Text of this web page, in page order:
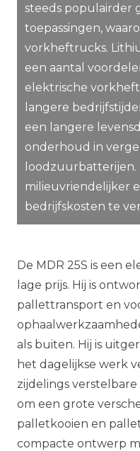
steeds populairder
toepassingen,
vorkheftrucks.
een aantal
elektrische
langere
een langere
onderhoud in
loodzuurbatterijen.
milieuvriendelijker
bedrijfskosten te
De MDR 25S is een
lage prijs. Hij is
pallettransport en
als buiten. Hij is
het dagelijkse werk
zijdelings
om een grote
palletkooien en
compacte ontwerp